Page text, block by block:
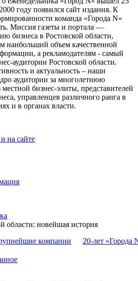
году появился сайт издания. К
команда «Города N»
Миссия газеты и портала —
бизнеса в Ростовской области,
наибольший объем качественной
а рекламодателям - самый
аудитории Ростовской области.
и актуальность – наши
аудитории за многолетнюю
бизнес-элиты, представителей
управленцев различного ранга в
и в органах власти.
на сайте
области: новейшая история
компании 20-лет «Города